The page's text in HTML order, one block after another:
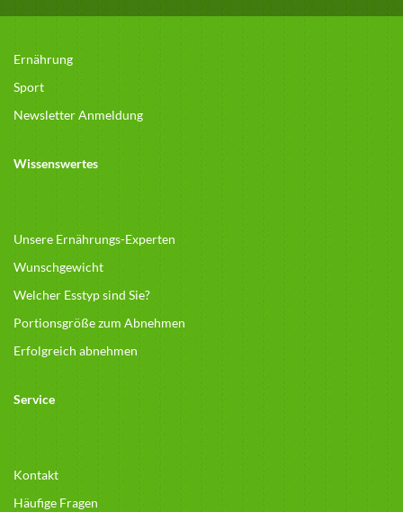
Ernährung
Sport
Newsletter Anmeldung
Wissenswertes
Unsere Ernährungs-Experten
Wunschgewicht
Welcher Esstyp sind Sie?
Portionsgröße zum Abnehmen
Erfolgreich abnehmen
Service
Kontakt
Häufige Fragen